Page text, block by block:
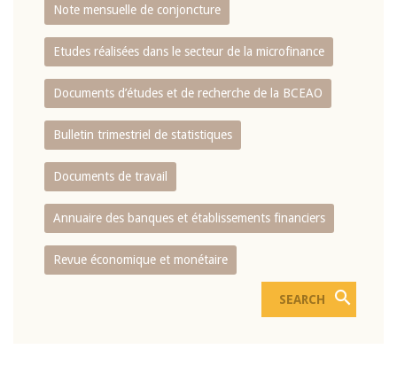
Note mensuelle de conjoncture
Etudes réalisées dans le secteur de la microfinance
Documents d’études et de recherche de la BCEAO
Bulletin trimestriel de statistiques
Documents de travail
Annuaire des banques et établissements financiers
Revue économique et monétaire